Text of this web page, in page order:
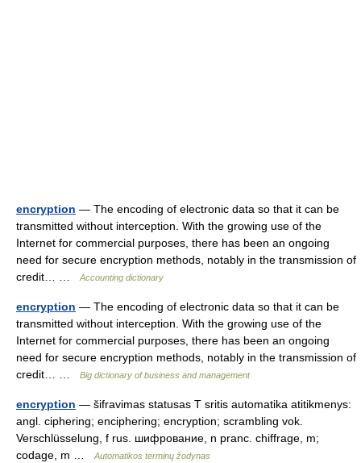
encryption — The encoding of electronic data so that it can be
transmitted without interception. With the growing use of the
Internet for commercial purposes, there has been an ongoing
need for secure encryption methods, notably in the transmission of
credit… …
Accounting dictionary
encryption — The encoding of electronic data so that it can be
transmitted without interception. With the growing use of the
Internet for commercial purposes, there has been an ongoing
need for secure encryption methods, notably in the transmission of
credit… …
Big dictionary of business and management
encryption — šifravimas statusas T sritis automatika atitikmenys:
angl. ciphering; enciphering; encryption; scrambling vok.
Verschlüsselung, f rus. шифрование, n pranc. chiffrage, m;
codage, m …
Automatikos terminų žodynas